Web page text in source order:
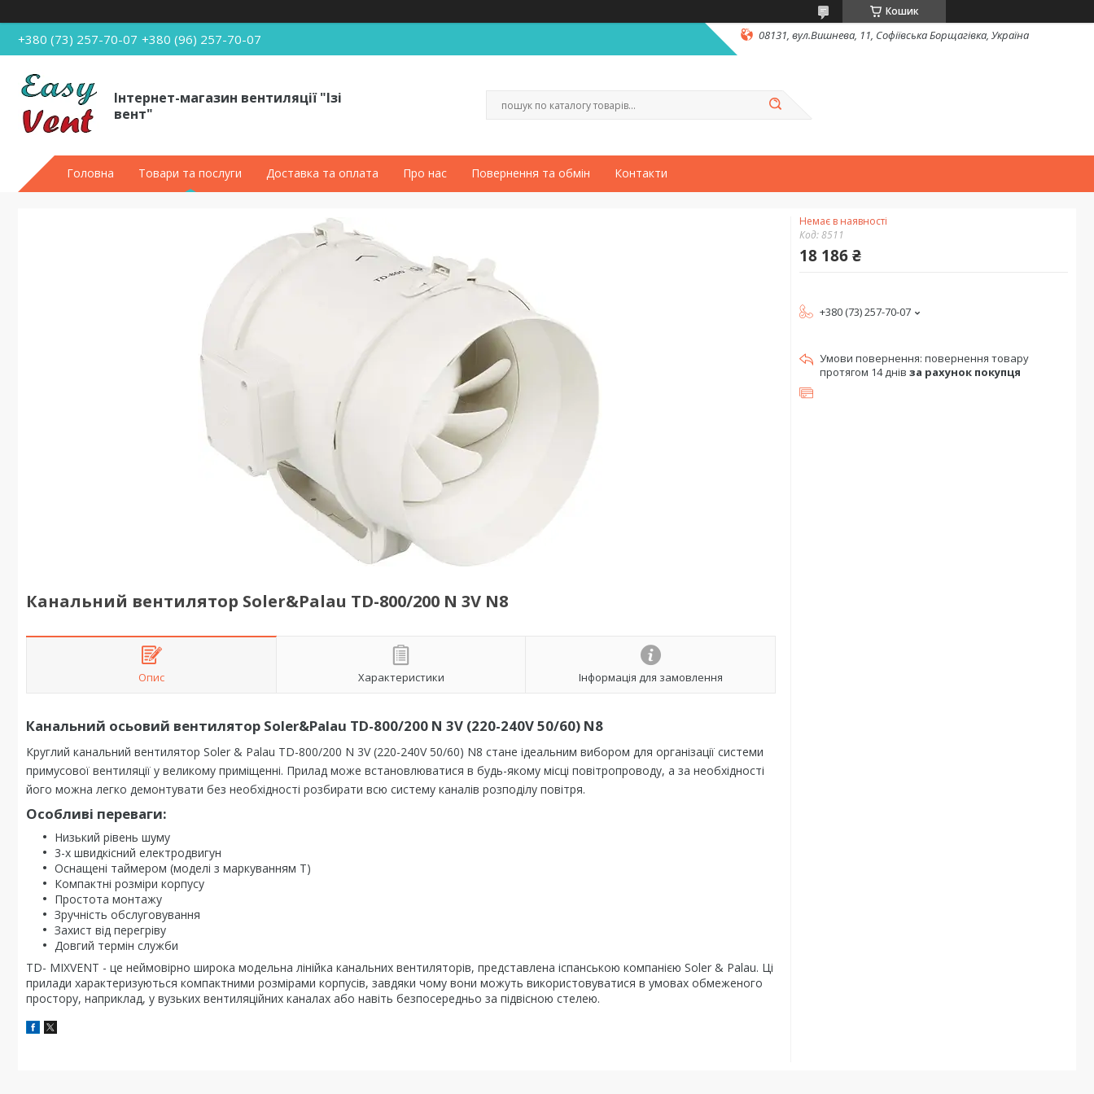
Кошик
+380 (73) 257-70-07 +380 (96) 257-70-07 08131, вул.Вишнева, 11, Софіївська Борщагівка, Україна
Інтернет-магазин вентиляції "Ізі
вент"
Головна Товари та послуги Доставка та оплата Про нас Повернення та обмін Контакти
Канальний вентилятор Soler&Palau TD-800/200 N 3V N8
Опис Характеристики Інформація для замовлення
Канальний осьовий вентилятор Soler&Palau TD-800/200 N 3V (220-240V 50/60) N8
Круглий канальний вентилятор Soler & Palau TD-800/200 N 3V (220-240V 50/60) N8 стане ідеальним вибором для організації системи
примусової вентиляції у великому приміщенні. Прилад може встановлюватися в будь-якому місці повітропроводу, а за необхідності
його можна легко демонтувати без необхідності розбирати всю систему каналів розподілу повітря.
Особливі переваги:
Низький рівень шуму
3-х швидкісний електродвигун
Оснащені таймером (моделі з маркуванням Т)
Компактні розміри корпусу
Простота монтажу
Зручність обслуговування
Захист від перегріву
Довгий термін служби
TD- MIXVENT - це неймовірно широка модельна лінійка канальних вентиляторів, представлена іспанською компанією Soler & Palau. Ці
прилади характеризуються компактними розмірами корпусів, завдяки чому вони можуть використовуватися в умовах обмеженого
простору, наприклад, у вузьких вентиляційних каналах або навіть безпосередньо за підвісною стелею.
Немає в наявності
Код:8511
18 186 ₴
+380 (73) 257-70-07
повернення товару
протягом 14 днів за рахунок покупця